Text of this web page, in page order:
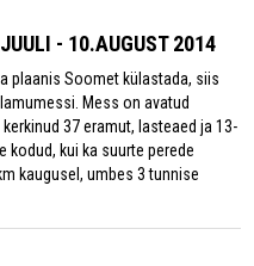
- 10.AUGUST 2014
plaanis Soomet külastada, siis
Mess on avatud
37 eramut, lasteaed ja 13-
kodud, kui ka suurte perede
kaugusel, umbes 3 tunnise